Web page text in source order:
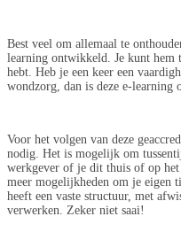
Best veel om allemaal te
learning ontwikkeld. Je kunt
hebt. Heb je een keer een
wondzorg, dan is deze e-learning
Voor het volgen van deze
nodig. Het is mogelijk om
werkgever of je dit thuis of op
meer mogelijkheden om je eigen
heeft een vaste structuur, met
verwerken. Zeker niet saai!